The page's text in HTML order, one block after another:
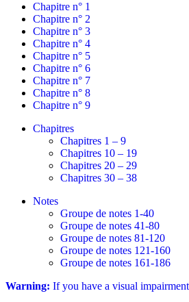
Chapitre n° 1
Chapitre n° 2
Chapitre n° 3
Chapitre n° 4
Chapitre n° 5
Chapitre n° 6
Chapitre n° 7
Chapitre n° 8
Chapitre n° 9
Chapitres
Chapitres 1 – 9
Chapitres 10 – 19
Chapitres 20 – 29
Chapitres 30 – 38
Notes
Groupe de notes 1-40
Groupe de notes 41-80
Groupe de notes 81-120
Groupe de notes 121-160
Groupe de notes 161-186
Warning: If you have a visual